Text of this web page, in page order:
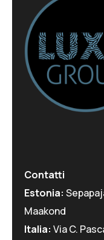
Contatti
Estonia:
Maakond
Italia: Via C.